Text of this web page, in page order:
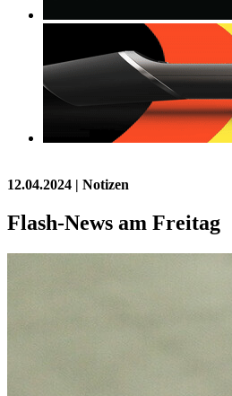
12.04.2024 | Notizen
Flash-News am Freitag